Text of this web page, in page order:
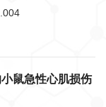
鼠急性心肌损伤